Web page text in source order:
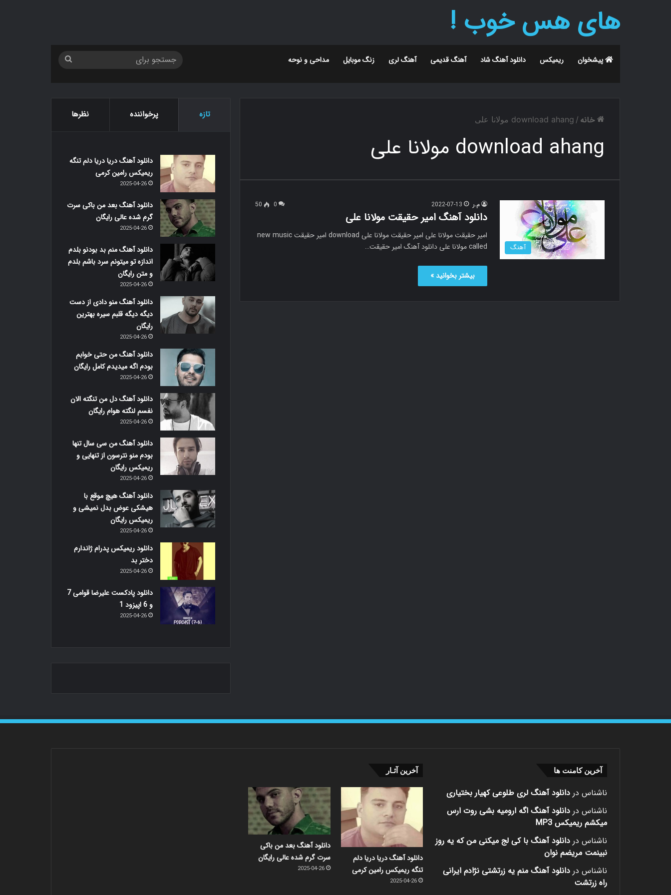
های هس خوب !
پیشخوان ریمیکس دانلود آهنگ شاد آهنگ قدیمی آهنگ لری زنگ موبایل مداحی و نوحه
خانه / download ahang مولانا علی
download ahang مولانا علی
آهنگ
م.ر 2022-07-13
0
50
دانلود آهنگ امیر حقیقت مولانا علی
امیر حقیقت مولانا علی امیر حقیقت مولانا علی download امیر حقیقت new music
called مولانا علی دانلود آهنگ امیر حقیقت…
بیشتر بخوانید »
تازه پرخواننده نظرها
دانلود آهنگ دریا دریا دلم تنگه
ریمیکس رامین کرمی
2025-04-26
دانلود آهنگ بعد من باکی سرت
گرم شده عالی رایگان
2025-04-26
دانلود آهنگ منم بد بودنو بلدم
اندازه تو میتونم سرد باشم بلدم
و متن رایگان
2025-04-26
دانلود آهنگ منو دادی از دست
دیگه دیگه قلبم سیره بهترین
رایگان
2025-04-26
دانلود آهنگ من حتی خوابم
بودم اگه میدیدم کامل رایگان
2025-04-26
دانلود آهنگ دل من تنگته الان
نفسم لنگته هوام رایگان
2025-04-26
دانلود آهنگ من سی سال تنها
بودم منو نترسون از تنهایی و
ریمیکس رایگان
2025-04-26
دانلود آهنگ هیچ موقع با
هیشکی عوض بدل نمیشی و
ریمیکس رایگان
2025-04-26
دانلود ریمیکس پدرام ژاندارم
دختر بد
2025-04-26
دانلود پادکست علیرضا قوامی 7
و 6 اپیزود 1
2025-04-26
آخرین کامنت ها
ناشناس در دانلود آهنگ لری طلوعی کهیار بختیاری
ناشناس در دانلود آهنگ اگه ارومیه بشی روت ارس
میکشم ریمیکس MP3
ناشناس در دانلود آهنگ با کی لج میکنی من که یه روز
نبینمت مریضم نوان
ناشناس در دانلود آهنگ منم یه زرتشتی نژادم ایرانی
راه زرتشت
آخرین آثـار
دانلود آهنگ دریا دریا دلم
تنگه ریمیکس رامین کرمی
2025-04-26
دانلود آهنگ بعد من باکی
سرت گرم شده عالی رایگان
2025-04-26